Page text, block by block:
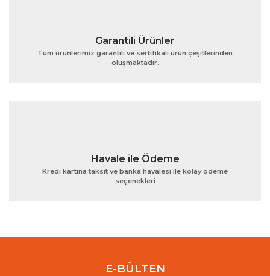
Gönder
Garantili Ürünler
Tüm ürünlerimiz garantili ve sertifikalı ürün çeşitlerinden
oluşmaktadır.
Havale ile Ödeme
Kredi kartına taksit ve banka havalesi ile kolay ödeme
seçenekleri
E-BÜLTEN